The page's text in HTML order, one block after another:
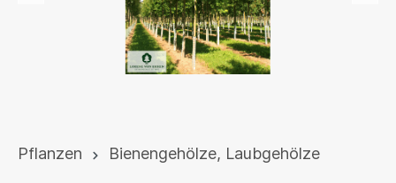
Pflanzen Bienengehölze, Laubgehölze